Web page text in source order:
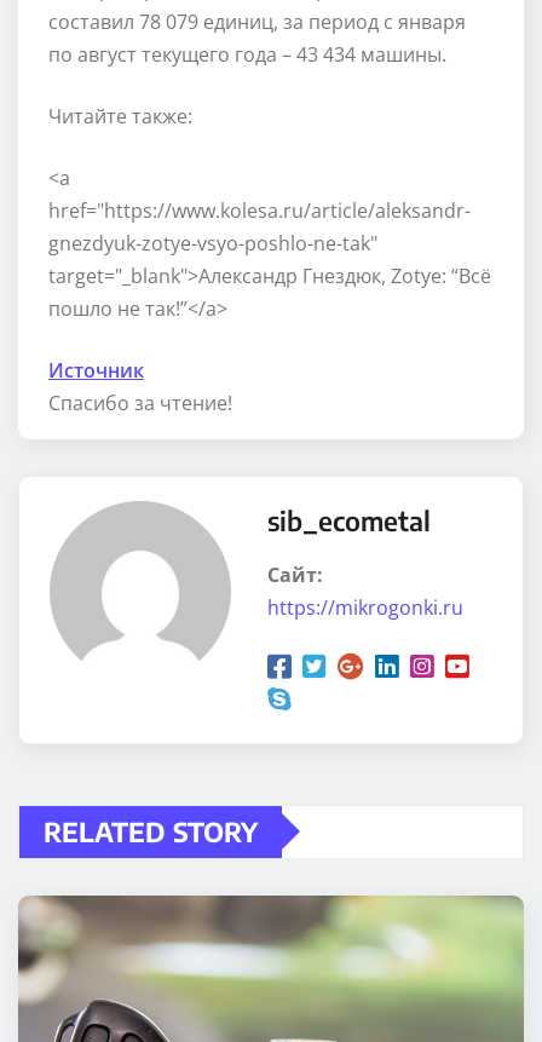
составил 78 079 единиц, за период с января
по август текущего года – 43 434 машины.
Читайте также:
<a
href="https://www.kolesa.ru/article/aleksandr-
gnezdyuk-zotye-vsyo-poshlo-ne-tak"
target="_blank">Александр Гнездюк, Zotye: “Всё
пошло не так!”</a>
Источник
Спасибо за чтение!
sib_ecometal
Сайт:
https://mikrogonki.ru
RELATED STORY